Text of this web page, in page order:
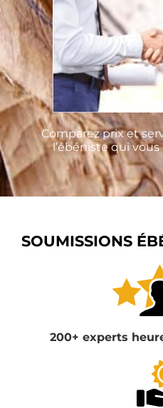
Comparez prix et
l’ébéniste qui
SOUMISSIONS
200+ experts